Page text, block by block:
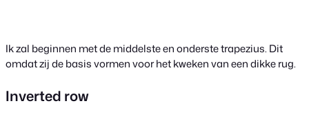
Ik zal beginnen met de middelste en onderste trapezius. Dit
omdat zij de basis vormen voor het kweken van een dikke rug.
Inverted row